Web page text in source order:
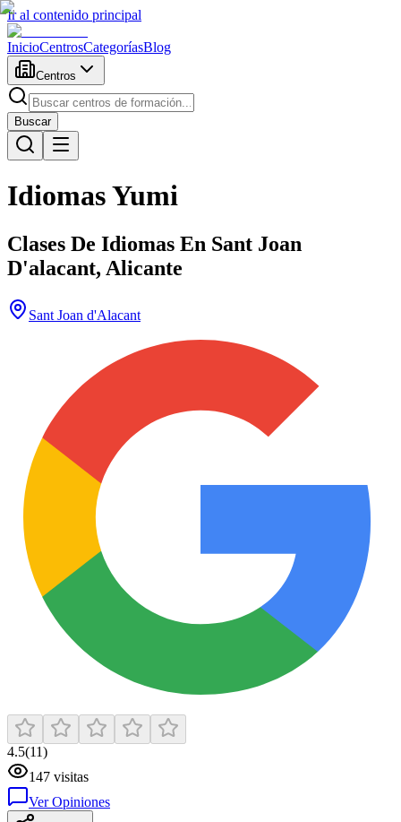
Ir al contenido principal
InicioCentrosCategoríasBlog
Centros
Buscar
Idiomas Yumi
Clases De Idiomas En Sant Joan
D'alacant, Alicante
Sant Joan d'Alacant
4.5(11)
147 visitas
Ver Opiniones